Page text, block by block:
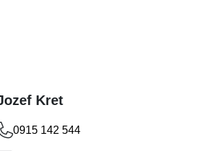
Kret
0915 142 544